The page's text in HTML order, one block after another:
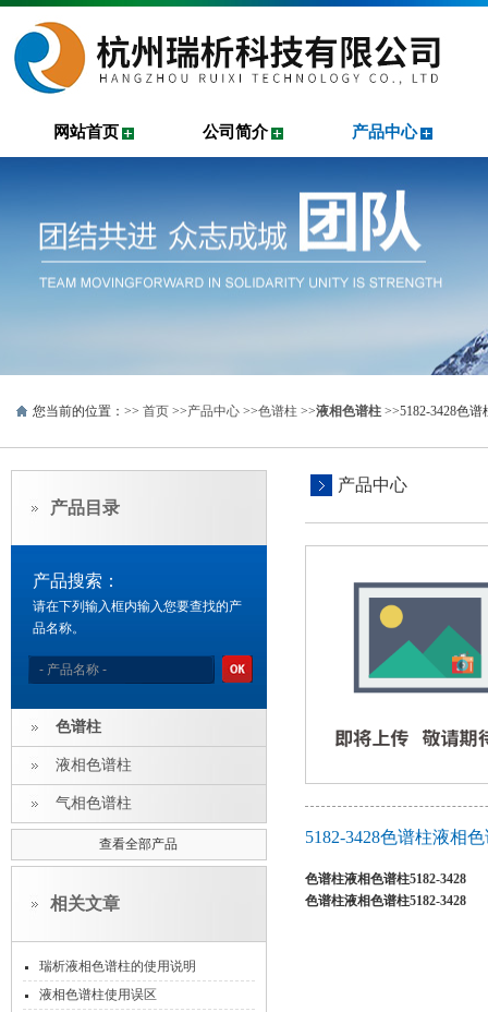
网站首页 公司简介 产品中心
您当前的位置：>> 首页 >>产品中心 >>色谱柱 >>液相色谱柱 >>5182-3428色谱
产品目录
产品搜索：
请在下列输入框内输入您要查找的产
品名称。
色谱柱
液相色谱柱
气相色谱柱
查看全部产品
相关文章
瑞析液相色谱柱的使用说明
液相色谱柱使用误区
产品中心
5182-3428色谱柱液相
色谱柱液相色谱柱5182-3428
色谱柱液相色谱柱5182-3428